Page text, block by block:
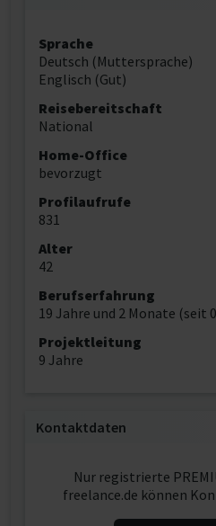
Sprache
Deutsch (Muttersprache)
Englisch (Gut)
Reisebereitschaft
National
Home-Office
bevorzugt
Profilaufrufe
831
Alter
42
Berufserfahrung
19 Jahre und 2 Monate (seit
Projektleitung
9 Jahre
Kontaktdaten
Nur registrierte
freelance.de können